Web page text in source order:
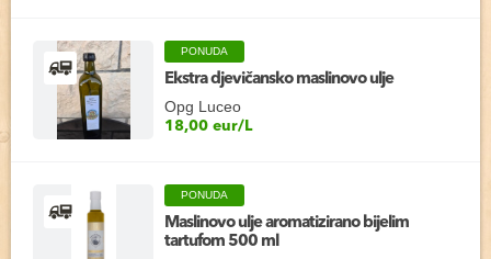
PONUDA
Ekstra djevičansko maslinovo ulje
Opg Luceo
18,00 eur/L
PONUDA
Maslinovo ulje aromatizirano bijelim
tartufom 500 ml